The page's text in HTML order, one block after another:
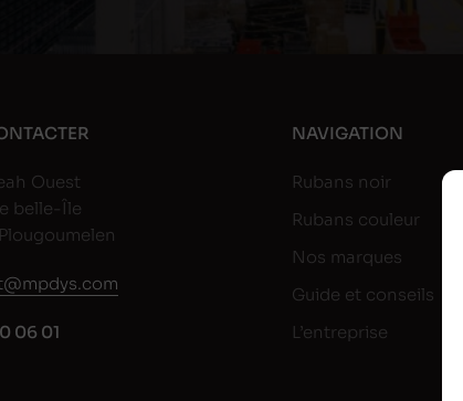
Ouest
belle-Île
06 01
NAVIGATION
Rubans noir
Rubans couleur
Nos marques
Guide et conseils
L’entreprise